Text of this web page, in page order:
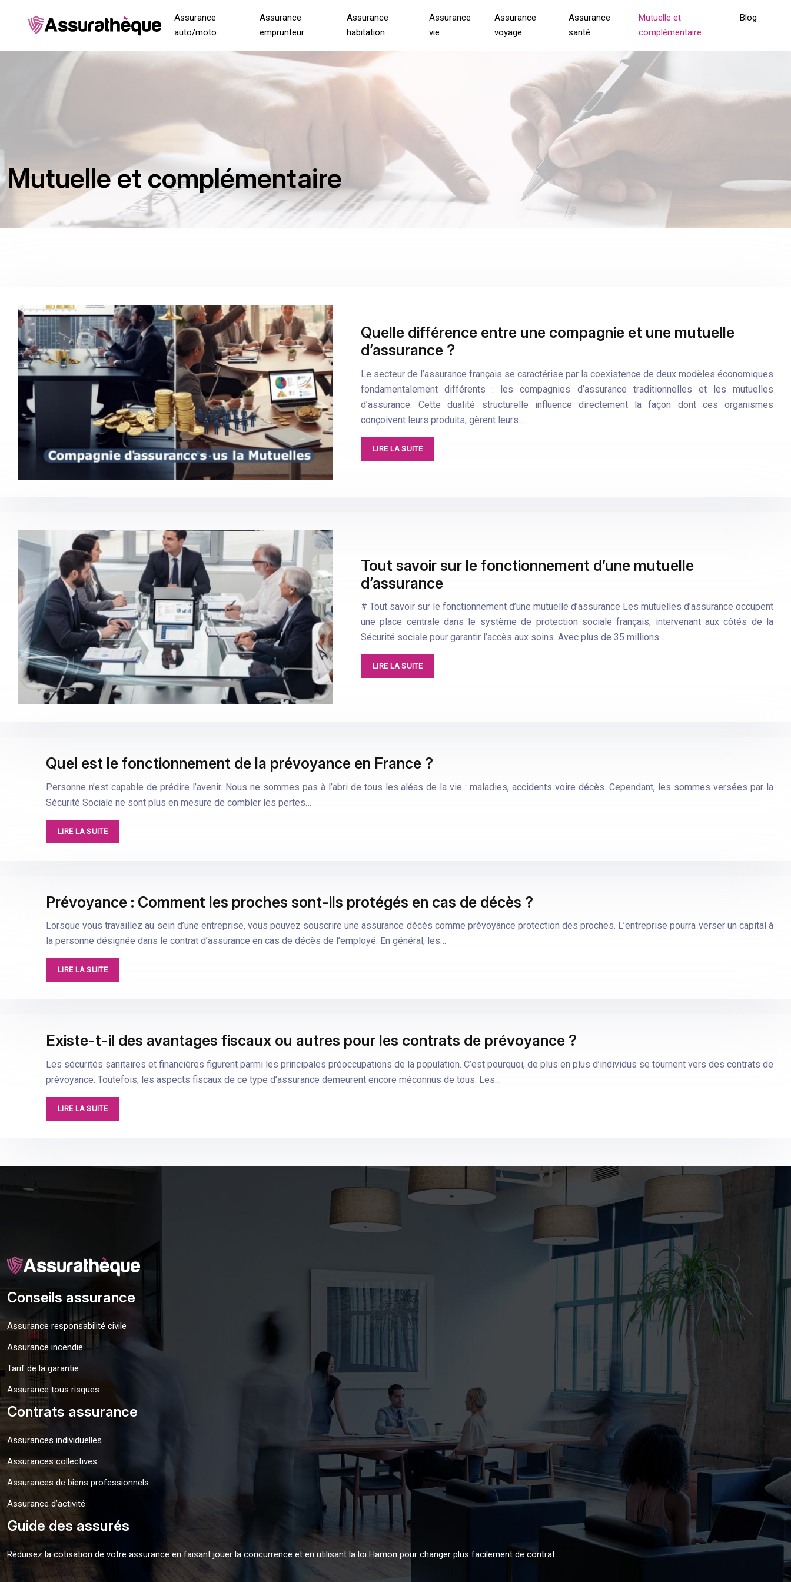
Assurance
auto/moto
Assurance
emprunteur
Assurance
habitation
Assurance
vie
Assurance
voyage
Assurance
santé
Mutuelle et
complémentaire
Blog
Mutuelle et complémentaire
Quelle différence entre une compagnie et une mutuelle
d’assurance ?
Le secteur de l’assurance français se caractérise par la coexistence de deux modèles économiques
fondamentalement différents : les compagnies d’assurance traditionnelles et les mutuelles
d’assurance. Cette dualité structurelle influence directement la façon dont ces organismes
conçoivent leurs produits, gèrent leurs…
LIRE LA SUITE
Tout savoir sur le fonctionnement d’une mutuelle
d’assurance
# Tout savoir sur le fonctionnement d’une mutuelle d’assurance Les mutuelles d’assurance occupent
une place centrale dans le système de protection sociale français, intervenant aux côtés de la
Sécurité sociale pour garantir l’accès aux soins. Avec plus de 35 millions…
LIRE LA SUITE
Quel est le fonctionnement de la prévoyance en France ?
Personne n’est capable de prédire l’avenir. Nous ne sommes pas à l’abri de tous les aléas de la vie : maladies, accidents voire décès. Cependant, les sommes versées par la
Sécurité Sociale ne sont plus en mesure de combler les pertes…
LIRE LA SUITE
Prévoyance : Comment les proches sont-ils protégés en cas de décès ?
Lorsque vous travaillez au sein d’une entreprise, vous pouvez souscrire une assurance décès comme prévoyance protection des proches. L’entreprise pourra verser un capital à
la personne désignée dans le contrat d’assurance en cas de décès de l’employé. En général, les…
LIRE LA SUITE
Existe-t-il des avantages fiscaux ou autres pour les contrats de prévoyance ?
Les sécurités sanitaires et financières figurent parmi les principales préoccupations de la population. C’est pourquoi, de plus en plus d’individus se tournent vers des contrats de
prévoyance. Toutefois, les aspects fiscaux de ce type d’assurance demeurent encore méconnus de tous. Les…
LIRE LA SUITE
Conseils assurance
Assurance responsabilité civile
Assurance incendie
Tarif de la garantie
Assurance tous risques
Contrats assurance
Assurances individuelles
Assurances collectives
Assurances de biens professionnels
Assurance d’activité
Guide des assurés
Réduisez la cotisation de votre assurance en faisant jouer la concurrence et en utilisant la loi Hamon pour changer plus facilement de contrat.